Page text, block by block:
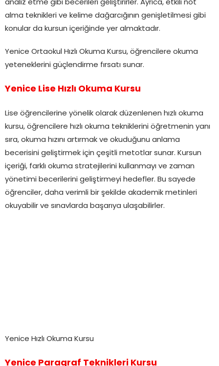
analiz etme gibi becerileri geliştirirler. Ayrıca, etkili not
alma teknikleri ve kelime dağarcığının genişletilmesi gibi
konular da kursun içeriğinde yer almaktadır.
Yenice Ortaokul Hızlı Okuma Kursu, öğrencilere okuma
yeteneklerini güçlendirme fırsatı sunar.
Yenice Lise Hızlı Okuma Kursu
Lise öğrencilerine yönelik olarak düzenlenen hızlı okuma
kursu, öğrencilere hızlı okuma tekniklerini öğretmenin yanı
sıra, okuma hızını artırmak ve okuduğunu anlama
becerisini geliştirmek için çeşitli metotlar sunar. Kursun
içeriği, farklı okuma stratejilerini kullanmayı ve zaman
yönetimi becerilerini geliştirmeyi hedefler. Bu sayede
öğrenciler, daha verimli bir şekilde akademik metinleri
okuyabilir ve sınavlarda başarıya ulaşabilirler.
Yenice Hızlı Okuma Kursu
Yenice Paragraf Teknikleri Kursu